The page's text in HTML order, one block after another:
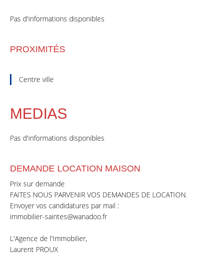
Pas d'informations disponibles
PROXIMITÉS
Centre ville
MEDIAS
Pas d'informations disponibles
DEMANDE LOCATION MAISON
Prix sur demande
FAITES NOUS PARVENIR VOS DEMANDES DE LOCATION.
Envoyer vos candidatures par mail :
immobilier-saintes@wanadoo.fr
L'Agence de l'Immobilier,
Laurent PROUX